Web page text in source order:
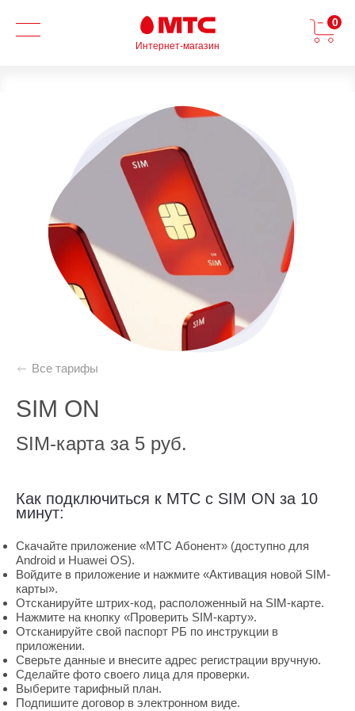
Интернет-магазин
0
Все тарифы
SIM ON
SIM-карта за 5 руб.
Как подключиться к МТС с SIM ON за 10
минут:
Скачайте приложение «МТС Абонент» (доступно для
Android и Huawei OS).
Войдите в приложение и нажмите «Активация новой SIM-
карты».
Отсканируйте штрих-код, расположенный на SIM-карте.
Нажмите на кнопку «Проверить SIM-карту».
Отсканируйте свой паспорт РБ по инструкции в
приложении.
Сверьте данные и внесите адрес регистрации вручную.
Сделайте фото своего лица для проверки.
Выберите тарифный план.
Подпишите договор в электронном виде.